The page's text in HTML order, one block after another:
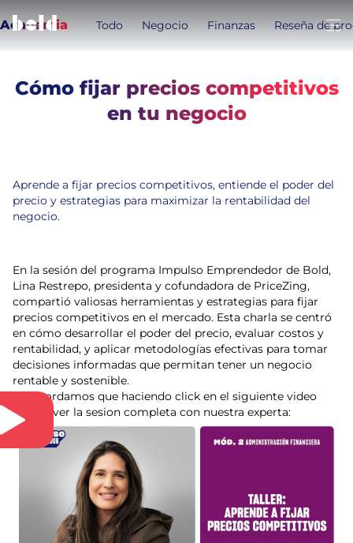
Academia Todo Negocio Finanzas Reseña de
Cómo fijar precios competitivos
en tu negocio
Temas de este artículo:
Educación Financiera Finanzas Educacion
Aprende a fijar precios competitivos, entiende el poder del
precio y estrategias para maximizar la rentabilidad del
negocio.
En la sesión del programa Impulso Emprendedor de Bold,
Lina Restrepo, presidenta y cofundadora de PriceZing,
compartió valiosas herramientas y estrategias para fijar
precios competitivos en el mercado. Esta charla se centró
en cómo desarrollar el poder del precio, evaluar costos y
rentabilidad, y aplicar metodologías efectivas para tomar
decisiones informadas que permitan tener un negocio
rentable y sostenible.
Te recordamos que haciendo click en el siguiente video
podrás ver la sesion completa con nuestra experta:
¿Por Qué es Importante Fijar Precios
Competitivos?
La fijación de precios es una de las decisiones más
importantes que cualquier emprendedor debe tomar. No
solo afecta los ingresos y la rentabilidad, sino que también
puede determinar la posición competitiva en el mercado.
Como mencionó Lina Restrepo, nuestra experta invitada,